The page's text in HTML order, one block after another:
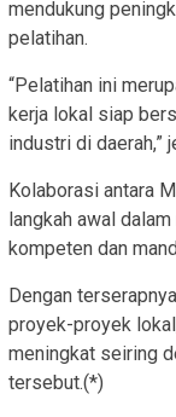
mendukung
pelatihan.
“Pelatihan ini
kerja lokal siap
industri di daerah,”
Kolaborasi antara
langkah awal
kompeten dan
Dengan
proyek-proyek
meningkat seiring
tersebut.(*)